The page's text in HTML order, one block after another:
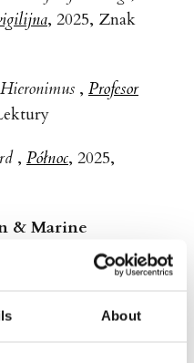
About
, 2025, Znak
, Profesor
, Północ, 2025,
& Marine
Jestem Klaun, 2024,
Oulie
Pani Marta